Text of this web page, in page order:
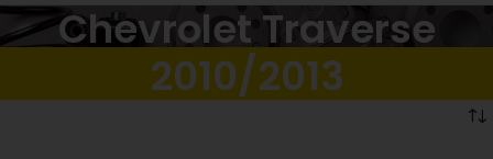
Chevrolet Traverse
2010/2013